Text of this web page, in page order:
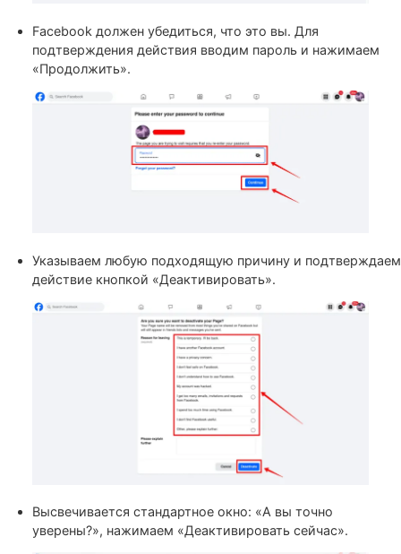
«Продолжить».
действие кнопкой «Деактивировать».